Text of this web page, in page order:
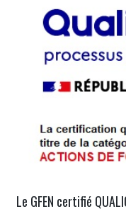
Le GFEN certifié